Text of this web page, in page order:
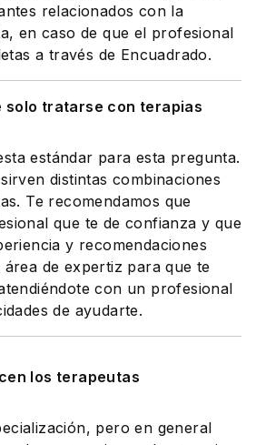
relacionados con la
en caso de que el profesional
a través de Encuadrado.
solo tratarse con terapias
estándar para esta pregunta.
distintas combinaciones
Te recomendamos que
que te de confianza y que
y recomendaciones
de expertiz para que te
con un profesional
de ayudarte.
los terapeutas
pero en general